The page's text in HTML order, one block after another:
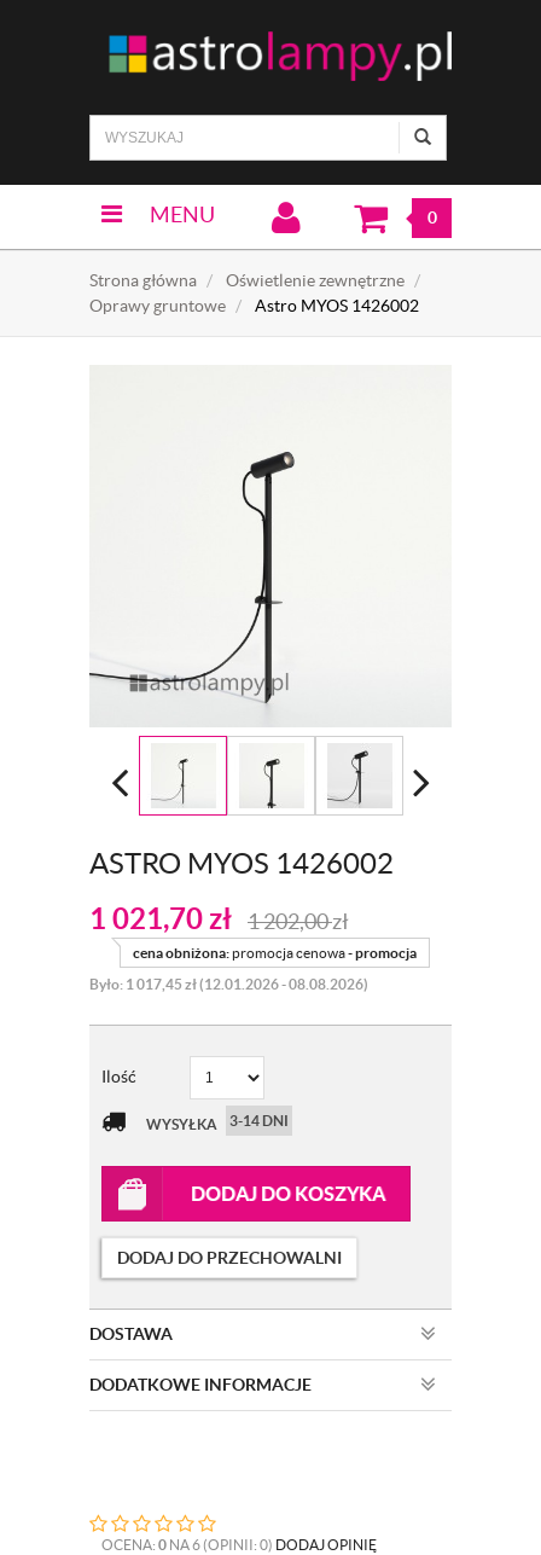
MENU 0
Strona główna
Oświetlenie zewnętrzne
Oprawy gruntowe
Astro MYOS 1426002
ASTRO MYOS 1426002
1 021,70zł 1 202,00zł
cena obniżona:promocja cenowa -promocja
Było: 1 017,45 zł (12.01.2026 - 08.08.2026)
Ilość
WYSYŁKA 3-14 DNI
DODAJ DO KOSZYKA
DODAJ DO PRZECHOWALNI
DOSTAWA
DODATKOWE INFORMACJE
OCENA: 0 NA 6 (OPINII: 0) DODAJ OPINIĘ